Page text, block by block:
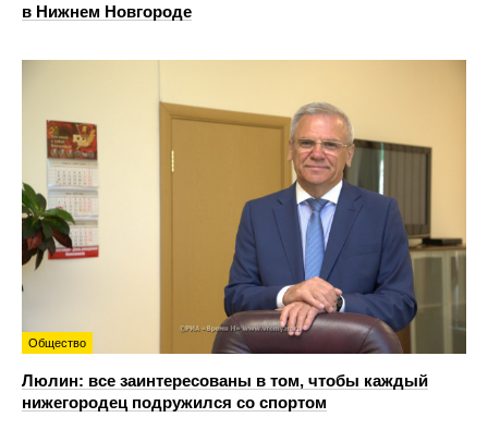
в Нижнем Новгороде
Общество
Люлин: все заинтересованы в том, чтобы каждый
нижегородец подружился со спортом